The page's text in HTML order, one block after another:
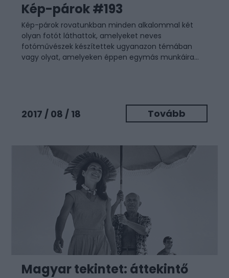
Kép-párok #193
Kép-párok rovatunkban minden alkalommal két
olyan fotót láthattok, amelyeket neves
fotóművészek készítettek ugyanazon témában
vagy olyat, amelyeken éppen egymás munkáira...
2017 / 08 / 18 Tovább
Magyar tekintet: áttekintő